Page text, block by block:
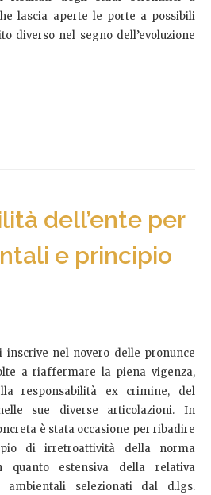
lascia aperte le porte a possibili
diverso nel segno dell’evoluzione
dell’ente per
e principio
inscrive nel novero delle pronunce
a riaffermare la piena vigenza,
responsabilità ex crimine, del
sue diverse articolazioni. In
è stata occasione per ribadire
di irretroattività della norma
quanto estensiva della relativa
selezionati dal d.lgs.